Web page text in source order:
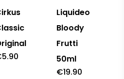
5.90
Liquideo
Bloody
Frutti
50ml
€19.90